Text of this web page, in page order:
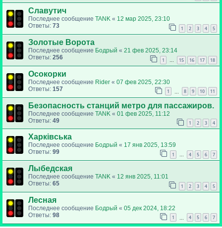
Славутич
Последнее сообщение TANK « 12 мар 2025, 23:10
Ответы: 73 1 2 3 4 5
Золотые Ворота
Последнее сообщение Бодрый « 21 фев 2025, 23:14
Ответы: 256 1 15 16 17 18
Осокорки
Последнее сообщение Rider « 07 фев 2025, 22:30
Ответы: 157 1 8 9 10 11
Безопасность станций метро для пассажиров.
Последнее сообщение TANK « 01 фев 2025, 11:12
Ответы: 49 1 2 3 4
Харківська
Последнее сообщение Бодрый « 17 янв 2025, 13:59
Ответы: 99 1 … 4 5 6 7
Лыбедская
Последнее сообщение TANK « 12 янв 2025, 11:01
Ответы: 65 1 2 3 4 5
Лесная
Последнее сообщение Бодрый « 05 дек 2024, 18:22
Ответы: 98 1 4 5 6 7